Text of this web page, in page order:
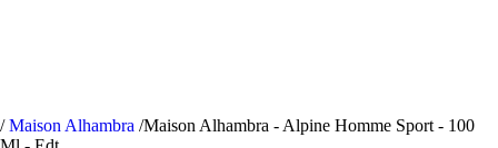
/ Maison Alhambra /Maison Alhambra - Alpine Homme Sport - 100